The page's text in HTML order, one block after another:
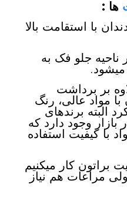
ها :
با استقامت بالا
جلو فک به
بر برداشت
موا‌د عالی، رنگ
البته برندهای
وجود دارد که
با کیفیت استفاده
براتون کار میکنیم
مراعات هم نیاز